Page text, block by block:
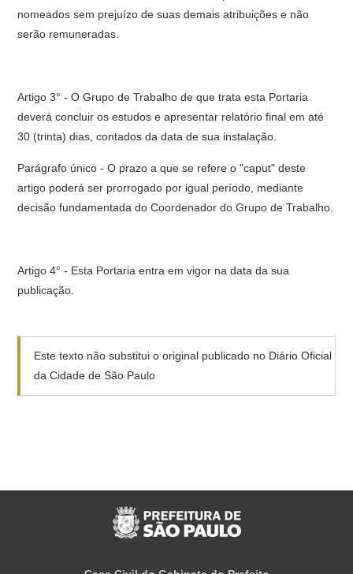
nomeados sem prejuízo de suas demais atribuições e não
serão remuneradas.
Artigo 3° - O Grupo de Trabalho de que trata esta Portaria
deverá concluir os estudos e apresentar relatório final em até
30 (trinta) dias, contados da data de sua instalação.
Parágrafo único - O prazo a que se refere o "caput" deste
artigo poderá ser prorrogado por igual período, mediante
decisão fundamentada do Coordenador do Grupo de Trabalho.
Artigo 4° - Esta Portaria entra em vigor na data da sua
publicação.
Este texto não substitui o original publicado no Diário Oficial
da Cidade de São Paulo